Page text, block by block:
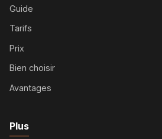
Guide
Tarifs
Prix
Bien choisir
Avantages
Plus